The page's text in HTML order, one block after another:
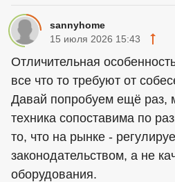
sannyhome
15 июля 2026 15:43
Отличительная
все что то требуют от
Давай попробуем ещё раз,
техника сопоставима по
то, что на рынке -
законодательством, а не
оборудования.